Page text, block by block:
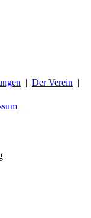
Der Verein